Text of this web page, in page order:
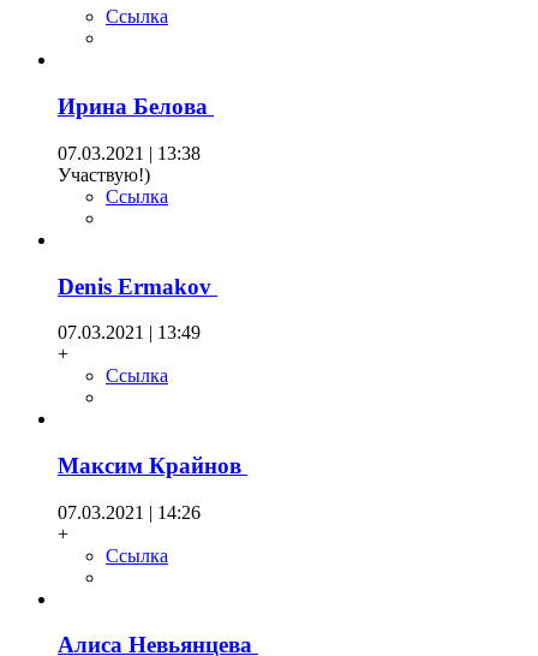
Ссылка
Ирина Белова
07.03.2021 | 13:38
Участвую!)
Ссылка
Denis Ermakov
07.03.2021 | 13:49
+
Ссылка
Максим Крайнов
07.03.2021 | 14:26
+
Ссылка
Алиса Невьянцева